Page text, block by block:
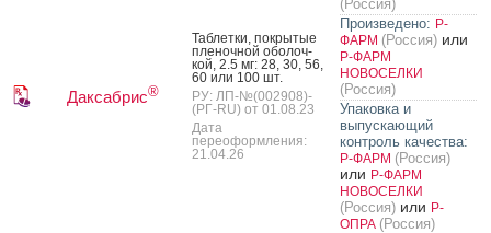
Даксабрис®
Таб­летки, пок­ры­тые
пле­ноч­ной обо­лоч­
кой, 2.5 мг: 28, 30, 56,
60 или 100 шт.
РУ: ЛП-№(002908)-
(РГ-RU) от 01.08.23
Дата
переоформления:
21.04.26
(Россия)
Произведено: Р-
ФАРМ (Россия) или
Р-ФАРМ
НОВОСЕЛКИ
(Россия)
Упаковка и
выпускающий
контроль качества:
Р-ФАРМ (Россия)
или Р-ФАРМ
НОВОСЕЛКИ
(Россия) или Р-
ОПРА (Россия)